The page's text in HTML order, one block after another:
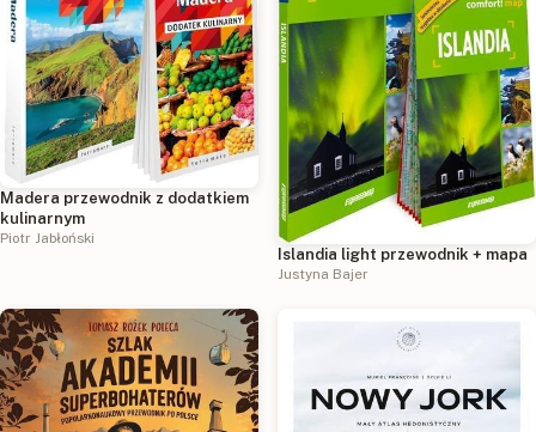
Madera przewodnik z dodatkiem
kulinarnym
Piotr Jabłoński
Islandia light przewodnik + mapa
Justyna Bajer